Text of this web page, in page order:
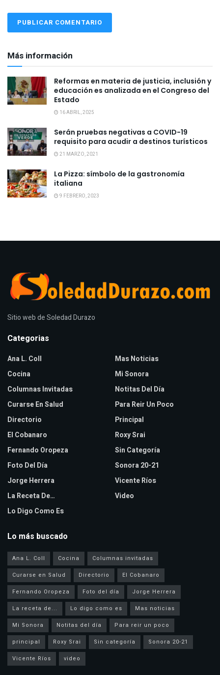
Más información
Reformas en materia de justicia, inclusión y
educación es analizada en el Congreso del
Estado
16 ABRIL, 2025
Serán pruebas negativas a COVID-19
requisito para acudir a destinos turísticos
21 MARZO, 2021
La Pizza: símbolo de la gastronomía
italiana
9 FEBRERO, 2023
Sitio web de Soledad Durazo
Categorias
Ana L. Coll
Cocina
Columnas Invitadas
Curarse En Salud
Directorio
El Cobanaro
Fernando Oropeza
Foto Del Día
Jorge Herrera
La Receta De…
Lo Digo Como Es
Mas Noticias
Mi Sonora
Notitas Del Día
Para Reir Un Poco
Principal
Roxy Srai
Sin Categoría
Sonora 20-21
Vicente Ríos
Video
Lo más buscado
Ana L. Coll Cocina
Columnas invitadas
Curarse en Salud
Directorio
El Cobanaro
Fernando Oropeza
Foto del día
Jorge Herrera
La receta de...
Lo digo como es
Mas noticias
Mi Sonora
Notitas del día
Para reir un poco
principal
Roxy Srai Sin categoría
Sonora 20-21
Vicente Ríos
video